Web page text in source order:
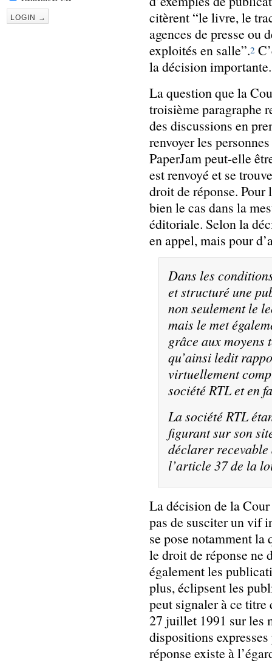
citèrent “le livre, le
agences de presse ou
exploités en salle”.2
la décision importante.
La question que la
troisième paragraphe
des discussions en
renvoyer les
PaperJam peut-elle
est renvoyé et se
droit de réponse.
bien le cas dans la
éditoriale. Selon la
en appel, mais pour
Dans les
et structuré une
non seulement le
mais le met
grâce aux moyens
qu’ainsi ledit
virtuellement
société RTL et en
La société RTL
figurant sur son
déclarer
l’article 37 de la
La décision de la
pas de susciter un vif
se pose notamment
le droit de réponse ne
également les
plus, éclipsent les
peut signaler à ce
27 juillet 1991 sur les
dispositions
réponse existe à